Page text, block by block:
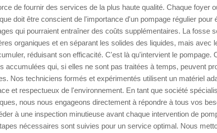
de fournir des services de la plus haute qualité. Chaque foyer
doit être conscient de l'importance d'un pompage régulier pour
qui pourraient entraîner des coûts supplémentaires. La fosse
organiques et en séparant les solides des liquides, mais avec
réduisant son efficacité. C'est là qu'intervient le pompage.
accumulées qui, si elles ne sont pas traitées à temps, peuvent
Nos techniciens formés et expérimentés utilisent un matériel
et respectueux de l'environnement. En tant que société
nous nous engageons directement à répondre à tous vos
à une inspection minutieuse avant chaque intervention de
nécessaires sont suivies pour un service optimal. Nous